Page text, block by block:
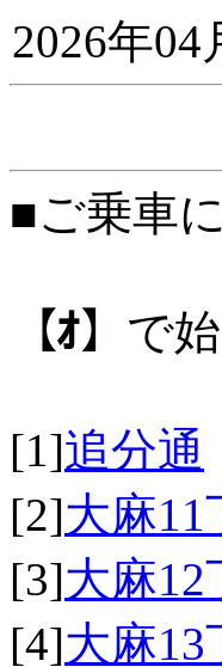
2026年04
■ご乗車
【ｵ】 で
[1]追分通
[2]大麻11
[3]大麻12
[4]大麻13